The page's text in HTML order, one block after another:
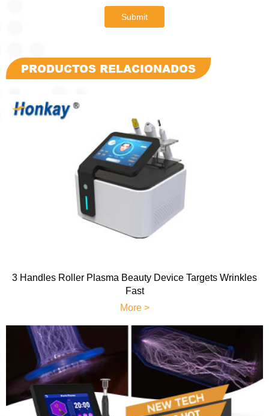
Submit
PRODUCTOS RELACIONADOS
3 Handles Roller Plasma Beauty Device Targets Wrinkles
Fast
More >